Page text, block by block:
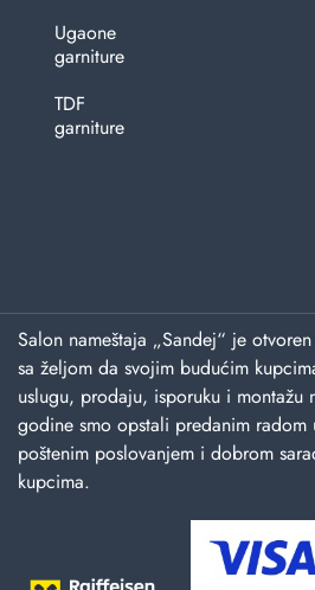
Ugaone
garniture
TDF
garniture
Salon nameštaja „Sandej“ je
sa željom da svojim budućim
uslugu, prodaju, isporuku i montažu
godine smo opstali predanim
poštenim poslovanjem i dobrom
kupcima.